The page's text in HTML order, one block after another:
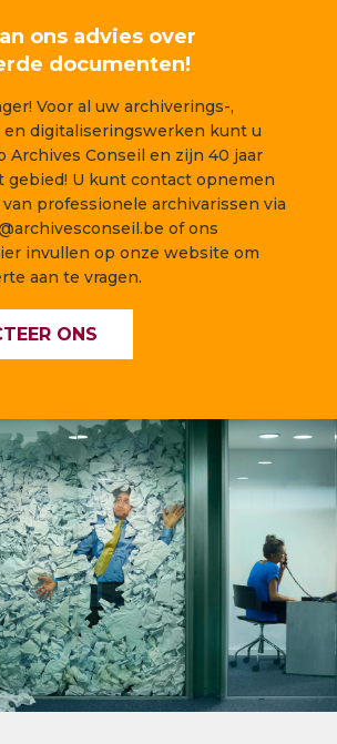
ons advies over
documenten!
Voor al uw archiverings-,
digitaliseringswerken kunt u
Archives Conseil en zijn 40 jaar
gebied! U kunt contact opnemen
professionele archivarissen via
of ons
invullen op onze website om
aan te vragen.
ONS